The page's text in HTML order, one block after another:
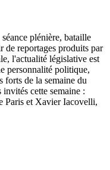
plénière, bataille
de reportages produits par
l'actualité législative est
personnalité politique,
forts de la semaine du
cette semaine :
Paris et Xavier Iacovelli,